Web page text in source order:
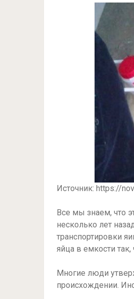
Источник: https://
Все мы знаем, что
несколько лет
транспортировки
яйца в емкости
Многие люди
происхождении.